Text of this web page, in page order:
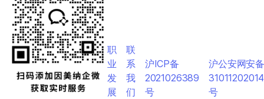
职
业
发
展
联
系
我
们
沪ICP备
2021026389
号
沪公安网安
号